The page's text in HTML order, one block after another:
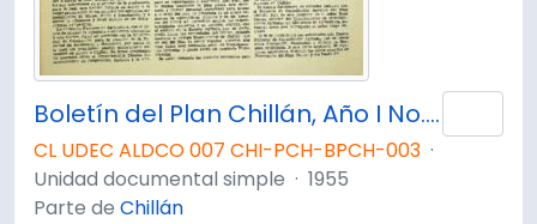
Boletín del Plan Chillán, Año I No.3 Mayo - Junio1955.
CL UDEC ALDCO 007 CHI-PCH-BPCH-003 ·
Unidad documental simple · 1955
Parte de Chillán